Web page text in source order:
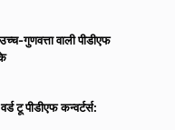
गुणवत्ता वाली पीडीएफ
टू पीडीएफ कन्वर्टर्स: